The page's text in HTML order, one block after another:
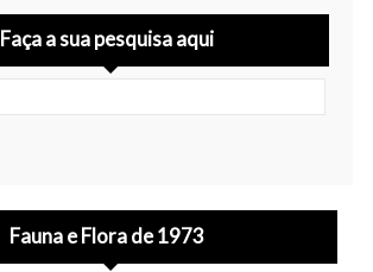
Faça a sua pesquisa aqui
Fauna e Flora de 1973